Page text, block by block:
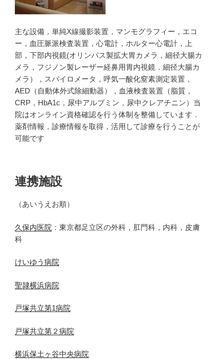
主な設備，単純X線撮影装置，マンモグラフィー，エコ
ー，血圧脈派検査装置，心電計，ホルター心電計，上
部，下部内視鏡(オリンパス製拡大胃カメラ，細径大腸カ
メラ，フジノン製レーザー経鼻用胃内視鏡．細径大腸カ
メラ），スパイロメータ，呼気一酸化窒素測定装置，
AED（自動体外式除細動器），血液検査装置（脂質，
CRP，HbA1c，尿中アルブミン，尿中クレアチニン）当
院はオンライン資格確認を行う体制を整備しています．
薬剤情報，診療情報を取得，活用して診療を行うことが
可能です
連携施設
（あいうえお順）
久保内医院 ：東京都足立区の外科，肛門科，内科，皮膚
科
けいゆう病院
聖隷横浜病院
戸塚共立第1病院
戸塚共立第２病院
横浜保土ヶ谷中央病院